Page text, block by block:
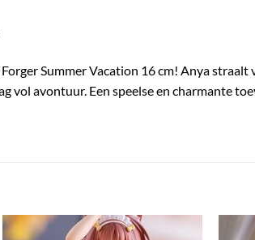
Summer Vacation 16 cm! Anya
vol avontuur. Een speelse en charmante